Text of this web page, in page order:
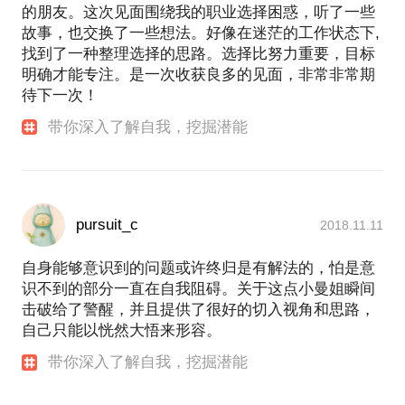
的朋友。这次见面围绕我的职业选择困惑，听了一些
故事，也交换了一些想法。好像在迷茫的工作状态下,
找到了一种整理选择的思路。选择比努力重要，目标
明确才能专注。是一次收获良多的见面，非常非常期
待下一次！
带你深入了解自我，挖掘潜能
pursuit_c 2018.11.11
自身能够意识到的问题或许终归是有解法的，怕是意
识不到的部分一直在自我阻碍。关于这点小曼姐瞬间
击破给了警醒，并且提供了很好的切入视角和思路，
自己只能以恍然大悟来形容。
带你深入了解自我，挖掘潜能